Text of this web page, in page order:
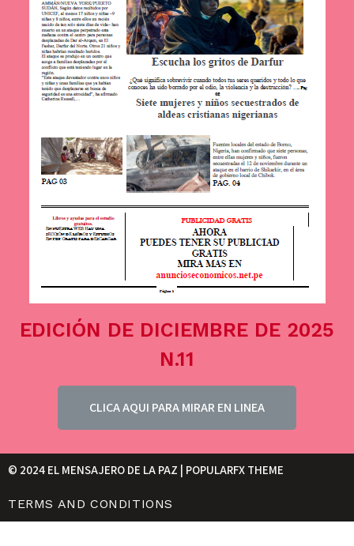
EDICIÓN DE DICIEMBRE DE 2025
N.11
CLICA AQUI PARA MIRAR EN LINEA
© 2024 EL MENSAJERO DE LA PAZ | POPULARFX THEME
TERMS AND CONDITIONS